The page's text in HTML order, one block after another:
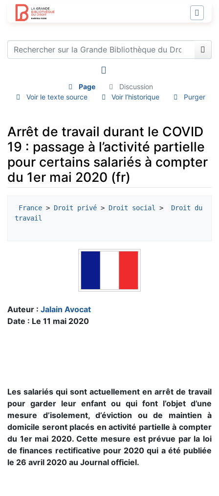
Page
Discussion
Voir le texte source
Voir l’historique Purger
Arrêt de travail durant le COVID
19 : passage à l’activité partielle
pour certains salariés à compter
du 1er mai 2020 (fr)
France > Droit privé > Droit social >
Droit du
travail
Auteur : Jalain Avocat
Date : Le 11 mai 2020
Les salariés qui sont actuellement en arrêt de travail
pour garder leur enfant ou qui font l’objet d’une
mesure d’isolement, d’éviction ou de maintien à
domicile seront placés en activité partielle à compter
du 1er mai 2020. Cette mesure est prévue par la loi
de finances rectificative pour 2020 qui a été publiée
le 26 avril 2020 au Journal officiel.